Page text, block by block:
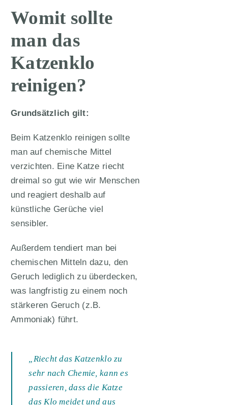
Womit sollte
man das
Katzenklo
reinigen?
Grundsätzlich gilt:
Beim Katzenklo reinigen sollte
man auf chemische Mittel
verzichten. Eine Katze riecht
dreimal so gut wie wir Menschen
und reagiert deshalb auf
künstliche Gerüche viel
sensibler.
Außerdem tendiert man bei
chemischen Mitteln dazu, den
Geruch lediglich zu überdecken,
was langfristig zu einem noch
stärkeren Geruch (z.B.
Ammoniak) führt.
„Riecht das Katzenklo zu
sehr nach Chemie, kann es
passieren, dass die Katze
das Klo meidet und aus